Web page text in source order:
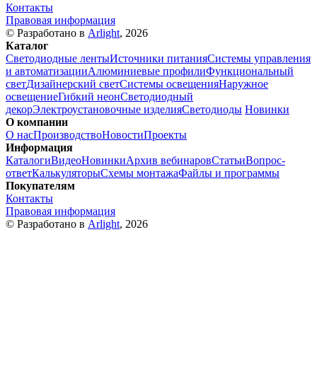
Контакты
Правовая информация
© Разработано в Arlight, 2026
Каталог
Светодиодные лентыИсточники питанияСистемы управления
и автоматизацииАлюминиевые профилиФункциональный
светДизайнерский светСистемы освещенияНаружное
освещениеГибкий неонСветодиодный
декорЭлектроустановочные изделияСветодиоды Новинки
О компании
О насПроизводствоНовостиПроекты
Информация
КаталогиВидеоНовинкиАрхив вебинаровСтатьиВопрос-
ответКалькуляторыСхемы монтажаФайлы и программы
Покупателям
Контакты
Правовая информация
© Разработано в Arlight, 2026